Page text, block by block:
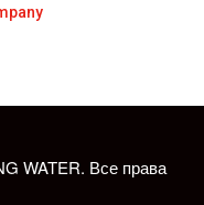
WATER. Все права